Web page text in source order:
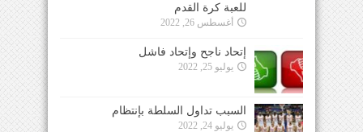
للعبة كرة القدم
أغسطس 26, 2022
إتحاد ناجح وإتحاد فاشل
يوليو 25, 2022
السبب تداول السلطة بإنتظام
يوليو 24, 2022